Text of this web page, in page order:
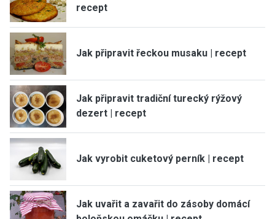
recept
Jak připravit řeckou musaku | recept
Jak připravit tradiční turecký rýžový
dezert | recept
Jak vyrobit cuketový perník | recept
Jak uvařit a zavařit do zásoby domácí